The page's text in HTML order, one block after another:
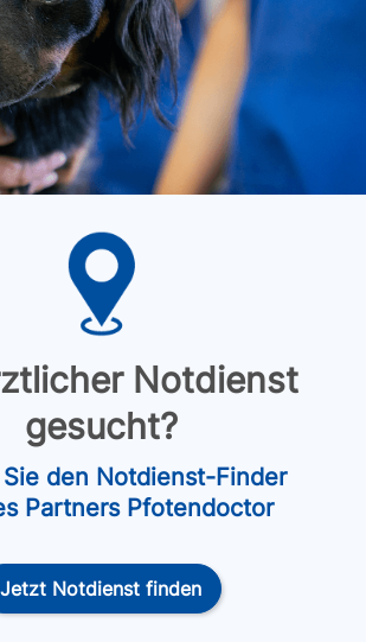
Notdienst
gesucht?
den Notdienst-Finder
Partners Pfotendoctor
Jetzt Notdienst finden